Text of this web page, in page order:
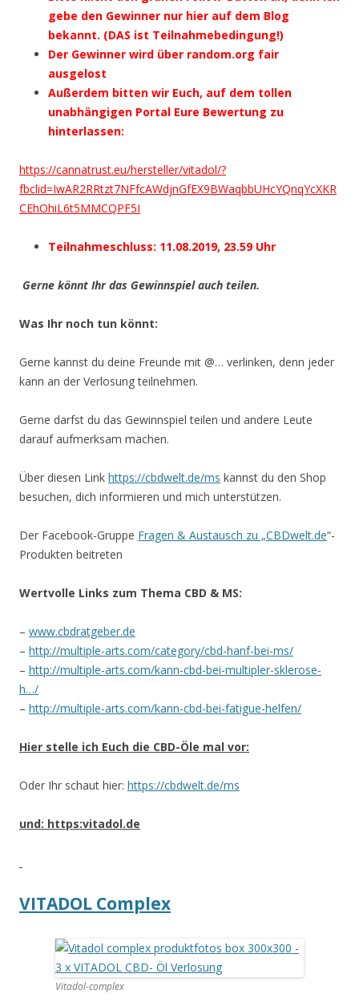
gebe den Gewinner nur hier auf dem Blog
bekannt. (DAS ist Teilnahmebedingung!)
Der Gewinner wird über random.org fair
ausgelost
Außerdem bitten wir Euch, auf dem tollen
unabhängigen Portal Eure Bewertung zu
hinterlassen:
https://cannatrust.eu/hersteller/vitadol/?
fbclid=IwAR2RRtzt7NFfcAWdjnGfEX9BWaqbbUHcYQnqYcXKR
CEhOhiL6t5MMCQPF5I
Teilnahmeschluss: 11.08.2019, 23.59 Uhr
Gerne könnt Ihr das Gewinnspiel auch teilen.
Was Ihr noch tun könnt:
Gerne kannst du deine Freunde mit @… verlinken, denn jeder
kann an der Verlosung teilnehmen.
Gerne darfst du das Gewinnspiel teilen und andere Leute
darauf aufmerksam machen.
Über diesen Link https://cbdwelt.de/ms kannst du den Shop
besuchen, dich informieren und mich unterstützen.
Der Facebook-Gruppe Fragen & Austausch zu „CBDwelt.de“-
Produkten beitreten
Wertvolle Links zum Thema CBD & MS:
– www.cbdratgeber.de
– http://multiple-arts.com/category/cbd-hanf-bei-ms/
– http://multiple-arts.com/kann-cbd-bei-multipler-sklerose-
h…/
– http://multiple-arts.com/kann-cbd-bei-fatigue-helfen/
Hier stelle ich Euch die CBD-Öle mal vor:
Oder Ihr schaut hier: https://cbdwelt.de/ms
und: https:vitadol.de
VITADOL Complex
Vitadol-complex